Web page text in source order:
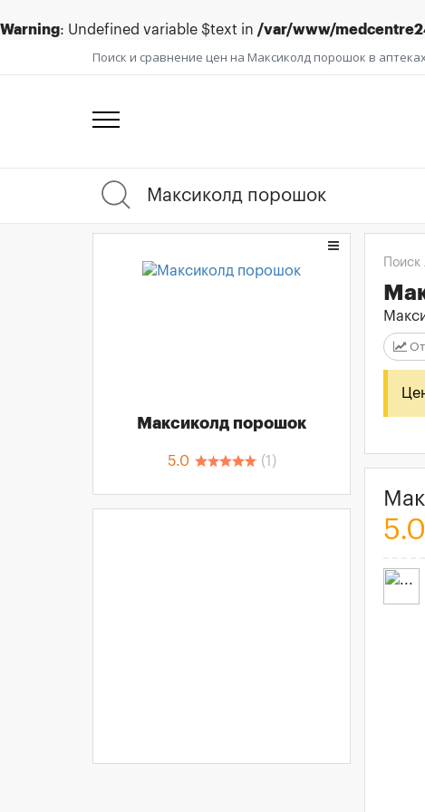
Warning: Undefined variable $text in /var/www/
Поиск и сравнение цен на Максиколд порошок в
Максиколд порошок
5.0 (1 )
5.0